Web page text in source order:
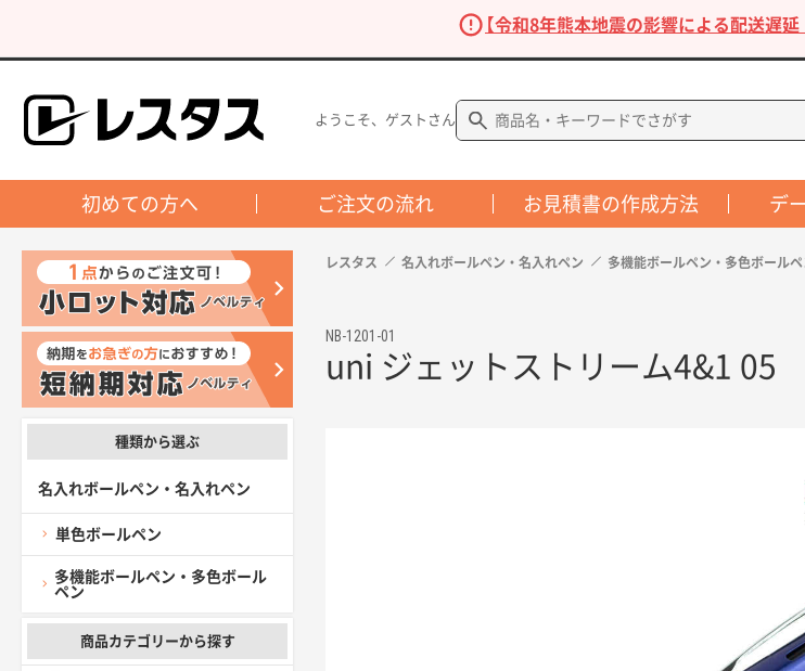
【令和8年熊本地震の影響による配送遅延
ようこそ、ゲストさん
初めての方へ ご注文の流れ お見積書の作成方法 デ
種類から選ぶ
名入れボールペン・名入れペン
単色ボールペン
多機能ボールペン・多色ボール
ペン
商品カテゴリーから探す
レスタス 名入れボールペン・名入れペン 多機能ボールペン・多色ボールペ
NB-1201-01
uni ジェットストリーム4&1 05